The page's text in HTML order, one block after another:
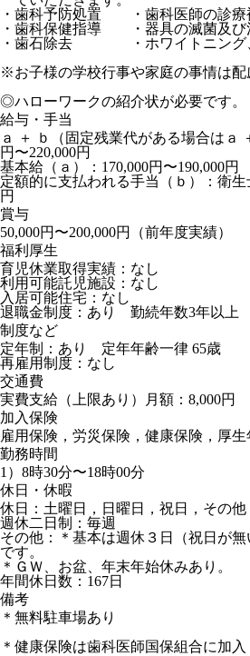
・歯科予防処置 ・歯科医師の診療
・歯科保健指導 ・器具の滅菌及び
・歯石除去 ・ホワイトニング、
※お子様の学校行事や家庭の事情は配
◎ハローワークの紹介状が必要です。
給与・手当
ａ ＋ ｂ（固定残業代がある場合はａ
円〜220,000円
基本給（ａ）：170,000円〜190,000円
定額的に支払われる手当（ｂ）：衛生
円
賞与
50,000円〜200,000円（前年度実績）
福利厚生
育児休業取得実績：なし
利用可能託児施設：なし
入居可能住宅：なし
退職金制度：あり 勤続年数3年以上
制度など
定年制：あり 定年年齢一律 65歳
再雇用制度：なし
交通費
実費支給（上限あり）月額：8,000円
加入保険
雇用保険，労災保険，健康保険，厚生
勤務時間
1）8時30分〜18時00分
休日・休暇
休日：土曜日，日曜日，祝日，その他
週休二日制：毎週
その他：＊基本は週休３日（祝日が無
です。
＊ＧＷ、お盆、年末年始休みあり。
年間休日数：167日
備考
＊無料駐車場あり
＊健康保険は歯科医師国保組合に加入